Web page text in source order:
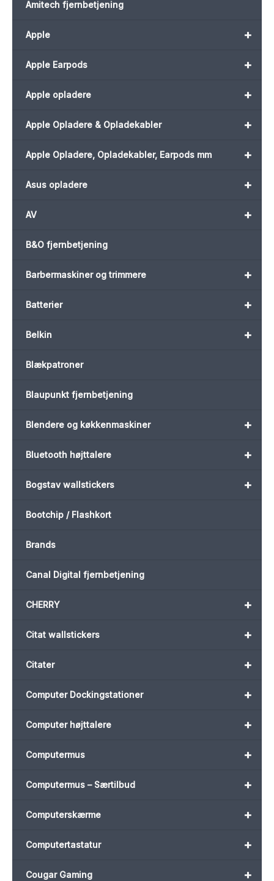
Amitech fjernbetjening
+
Apple
+
Apple Earpods
+
Apple opladere
+
Apple Opladere & Opladekabler
+
Apple Opladere, Opladekabler, Earpods mm
+
Asus opladere
+
AV
B&O fjernbetjening
+
Barbermaskiner og trimmere
+
Batterier
+
Belkin
Blækpatroner
Blaupunkt fjernbetjening
+
Blendere og køkkenmaskiner
+
Bluetooth højttalere
+
Bogstav wallstickers
Bootchip / Flashkort
Brands
Canal Digital fjernbetjening
+
CHERRY
+
Citat wallstickers
+
Citater
+
Computer Dockingstationer
+
Computer højttalere
+
Computermus
+
Computermus – Særtilbud
+
Computerskærme
+
Computertastatur
+
Cougar Gaming